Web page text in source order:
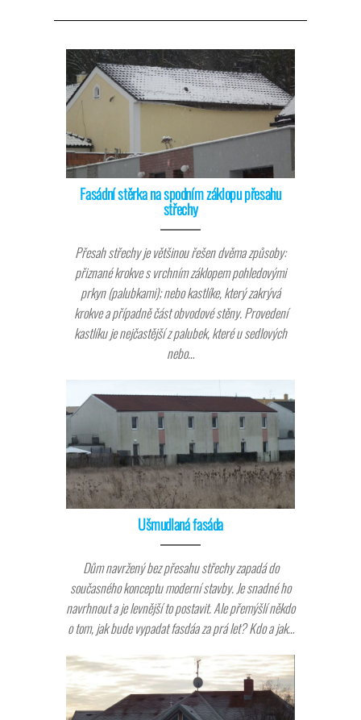
Fasádní stěrka na spodním záklopu přesahu
střechy
Přesah střechy je většinou řešen dvěma způsoby:
přiznané krokve s vrchním záklopem pohledovými
prkyn (palubkami); nebo kastlíke, který zakrývá
krokve a případně část obvodové stěny. Provedení
kastlíku je nejčastější z palubek, které u sedlových
nebo…
Ušmudlaná fasáda
Dům navržený bez přesahu střechy zapadá do
současného konceptu moderní stavby. Je snadné ho
navrhnout a je levnější to postavit. Ale přemýšlí někdo
o tom, jak bude vypadat fasdáa za prá let? Kdo a jak…